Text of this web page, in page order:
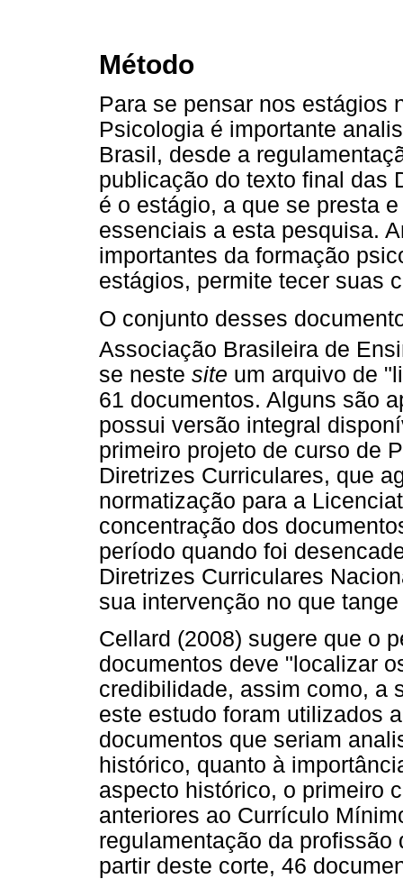
Método
Para se pensar nos estágios
Psicologia é importante
Brasil, desde a
publicação do texto final das
é o estágio, a que se presta
essenciais a esta pesquisa.
importantes da formação
estágios, permite tecer suas
O conjunto desses
Associação Brasileira de
se neste site um arquivo de
61 documentos. Alguns são
possui versão integral
primeiro projeto de curso de
Diretrizes Curriculares, que
normatização para a
concentração dos
período quando foi
Diretrizes Curriculares
sua intervenção no que
Cellard (2008) sugere que o
documentos deve "localizar
credibilidade, assim como, a
este estudo foram utilizados
documentos que seriam
histórico, quanto à
aspecto histórico, o primeiro
anteriores ao Currículo
regulamentação da
partir deste corte, 46